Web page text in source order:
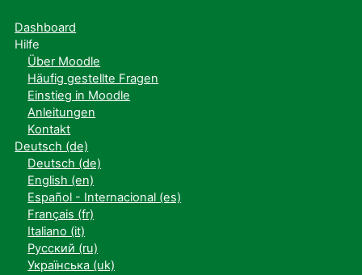
Dashboard
Hilfe
Über Moodle
Häufig gestellte Fragen
Einstieg in Moodle
Anleitungen
Kontakt
Deutsch ‎(de)‎
Deutsch ‎(de)‎
English ‎(en)‎
Español - Internacional ‎(es)‎
Français ‎(fr)‎
Italiano ‎(it)‎
Русский ‎(ru)‎
Українська ‎(uk)‎